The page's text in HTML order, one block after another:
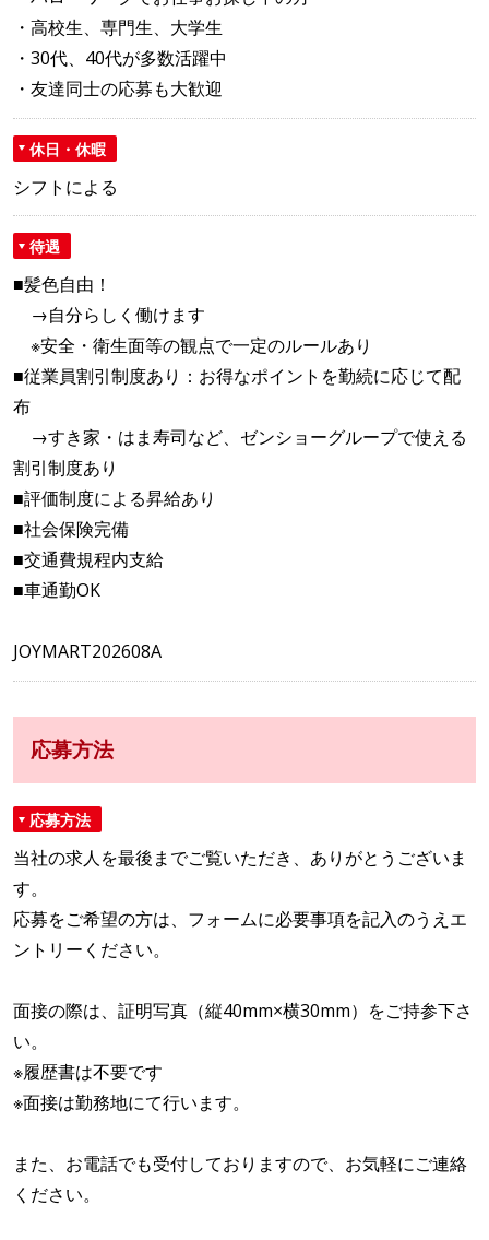
・高校生、専門生、大学生
・30代、40代が多数活躍中
・友達同士の応募も大歓迎
休日・休暇
シフトによる
待遇
■髪色自由！
→自分らしく働けます
※安全・衛生面等の観点で一定のルールあり
■従業員割引制度あり：お得なポイントを勤続に応じて配
布
→すき家・はま寿司など、ゼンショーグループで使える
割引制度あり
■評価制度による昇給あり
■社会保険完備
■交通費規程内支給
■車通勤OK
JOYMART202608A
応募方法
応募方法
当社の求人を最後までご覧いただき、ありがとうございま
す。
応募をご希望の方は、フォームに必要事項を記入のうえエ
ントリーください。
面接の際は、証明写真（縦40mm×横30mm）をご持参下さ
い。
※履歴書は不要です
※面接は勤務地にて行います。
また、お電話でも受付しておりますので、お気軽にご連絡
ください。